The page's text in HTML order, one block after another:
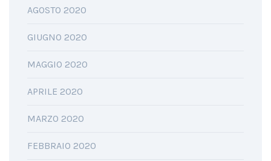
AGOSTO 2020
GIUGNO 2020
MAGGIO 2020
APRILE 2020
MARZO 2020
FEBBRAIO 2020